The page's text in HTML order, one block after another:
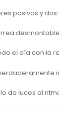
pasivos y
el día con la
de luces al